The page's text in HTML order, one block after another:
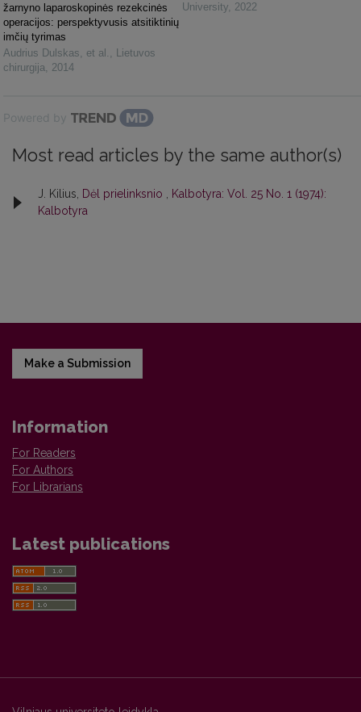
žarnyno laparoskopinės rezekcinės
operacijos: perspektyvusis atsitiktinių
imčių tyrimas
Audrius Dulskas, et al. , Lietuvos
chirurgija, 2014
University, 2022
Powered by
Most read articles by the same author(s)
J. Kilius, Dėl prielinksnio
Kalbotyra: Vol. 25 No. 1 (1974):
Kalbotyra
Make a Submission
Information
For Readers
For Authors
For Librarians
Latest publications